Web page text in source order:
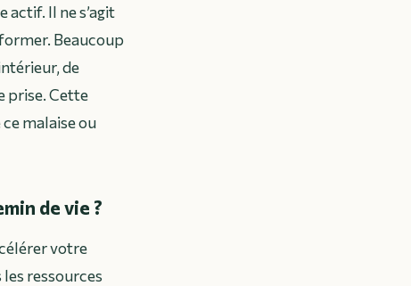
actif. Il ne s’agit
Beaucoup
de
prise. Cette
malaise ou
de vie ?
votre
ressources